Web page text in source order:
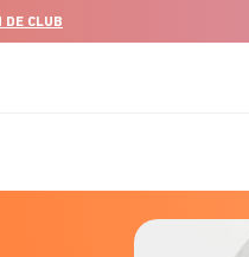
DE CLUB